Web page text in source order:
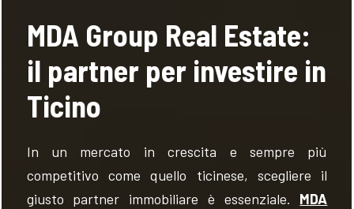
MDA Group Real Estate:
il partner per investire in
Ticino
In un mercato in crescita e sempre più
competitivo come quello ticinese, scegliere il
giusto partner immobiliare è essenziale. MDA